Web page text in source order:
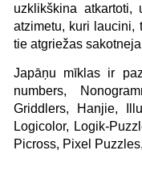
uzklikškina
atzimetu, kuri laucini,
tie atgriežas
Japāņu mīklas ir
numbers,
Griddlers, Hanjie,
Logicolor, Logik-
Picross, Pixel